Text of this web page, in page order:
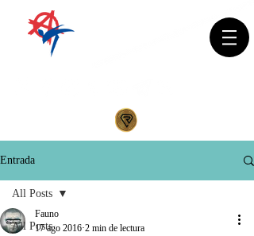
Entrada
All Posts
All Posts
Fauno
17 ago 2016 2 min de lectura